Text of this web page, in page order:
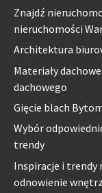
Znajdź
nieruchomości
Architektura
Materiały
dachowego
Gięcie blach
Wybór
trendy
Inspiracje i trendy
odnowienie wnętrz